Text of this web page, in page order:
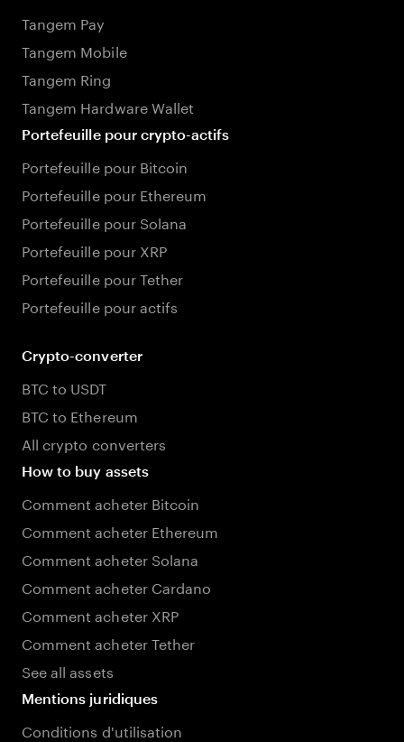
Tangem Pay
Tangem Mobile
Tangem Ring
Tangem Hardware Wallet
Portefeuille pour crypto-actifs
Portefeuille pour Bitcoin
Portefeuille pour Ethereum
Portefeuille pour Solana
Portefeuille pour XRP
Portefeuille pour Tether
Portefeuille pour actifs
Crypto-converter
BTC to USDT
BTC to Ethereum
All crypto converters
How to buy assets
Comment acheter Bitcoin
Comment acheter Ethereum
Comment acheter Solana
Comment acheter Cardano
Comment acheter XRP
Comment acheter Tether
See all assets
Mentions juridiques
Conditions d'utilisation